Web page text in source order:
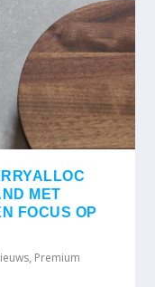
MET
FOCUS OP
, Premium